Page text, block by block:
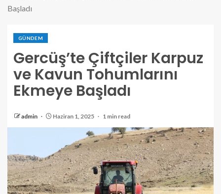
Başladı
GÜNDEM
Gercüş’te Çiftçiler Karpuz
ve Kavun Tohumlarını
Ekmeye Başladı
admin Haziran 1, 2025 1 min read